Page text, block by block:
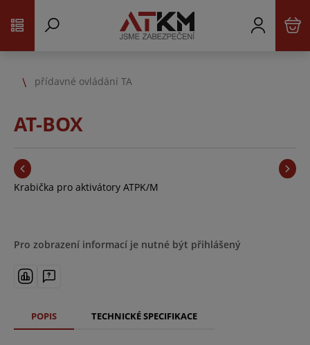
přídavné ovládání TA
AT-BOX
Krabička pro aktivátory ATPK/M
Pro zobrazení informací je nutné být přihlášený
POPIS TECHNICKÉ SPECIFIKACE